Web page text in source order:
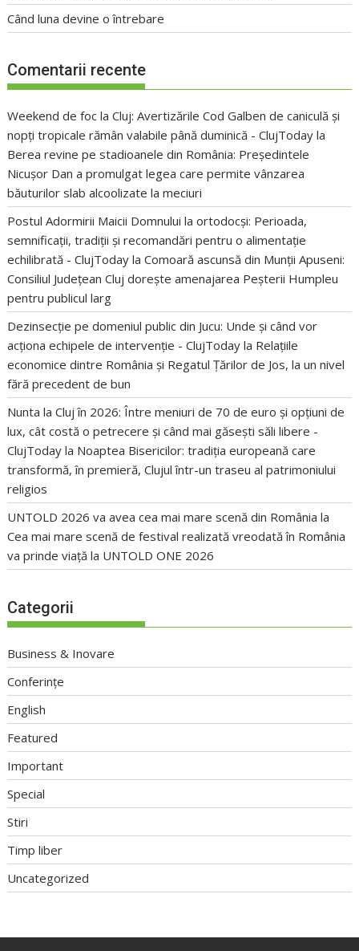
Când luna devine o întrebare
Comentarii recente
Weekend de foc la Cluj: Avertizările Cod Galben de caniculă și
nopți tropicale rămân valabile până duminică - ClujToday la
Berea revine pe stadioanele din România: Președintele
Nicușor Dan a promulgat legea care permite vânzarea
băuturilor slab alcoolizate la meciuri
Postul Adormirii Maicii Domnului la ortodocși: Perioada,
semnificații, tradiții și recomandări pentru o alimentație
echilibrată - ClujToday laComoară ascunsă din Munții Apuseni:
Consiliul Județean Cluj dorește amenajarea Peșterii Humpleu
pentru publicul larg
Dezinsecție pe domeniul public din Jucu: Unde și când vor
acționa echipele de intervenție - ClujToday la Relațiile
economice dintre România și Regatul Țărilor de Jos, la un nivel
fără precedent de bun
Nunta la Cluj în 2026: Între meniuri de 70 de euro și opțiuni de
lux, cât costă o petrecere și când mai găsești săli libere -
ClujToday la Noaptea Bisericilor: tradiția europeană care
transformă, în premieră, Clujul într-un traseu al patrimoniului
religios
UNTOLD 2026 va avea cea mai mare scenă din România la
Cea mai mare scenă de festival realizată vreodată în România
va prinde viață la UNTOLD ONE 2026
Categorii
Business & Inovare
Conferințe
English
Featured
Important
Special
Stiri
Timp liber
Uncategorized